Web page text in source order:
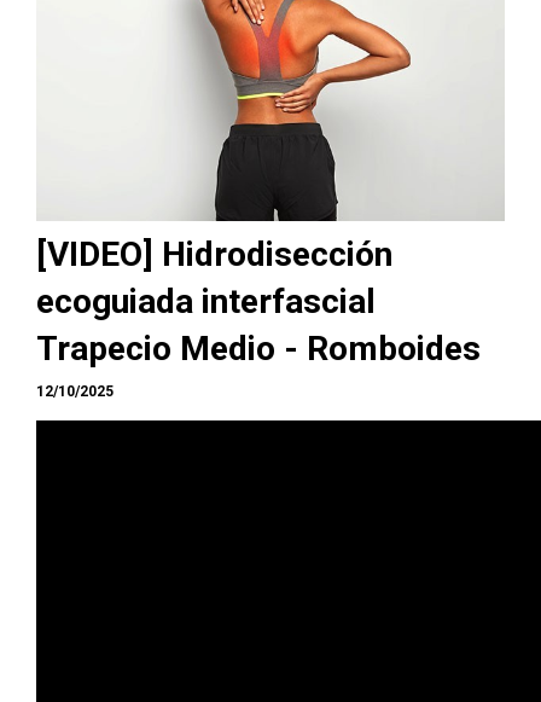
[VIDEO] Hidrodisección
ecoguiada interfascial
Trapecio Medio - Romboides
12/10/2025